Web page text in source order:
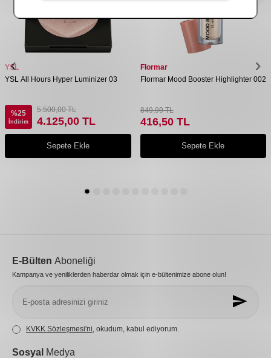
YSL
YSL All Hours Hyper Luminizer 03
%25
İndirim
5.500,00TL
4.125,00 TL
Sepete Ekle
Flormar
Flormar Mood Booster Highlighter 002
849,99TL
416,50TL
Sepete Ekle
E-Bülten Aboneliği
Kampanya ve yeniliklerden haberdar olmak için e-bültenimize abone olun!
KVKK Sözleşmesi'ni , okudum, kabul ediyorum.
Sosyal Medya